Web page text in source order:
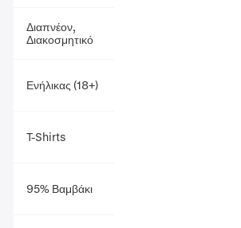
Διαπνέον,
Διακοσμητικό
Ενήλικας (18+)
T-Shirts
95% Βαμβάκι